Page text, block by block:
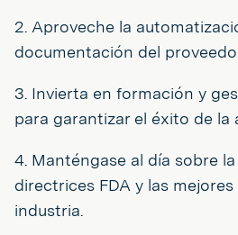
2. Aproveche la
documentación del
3. Invierta en formación y
para garantizar el éxito de la
4. Manténgase al día sobre
directrices FDA y las
industria.